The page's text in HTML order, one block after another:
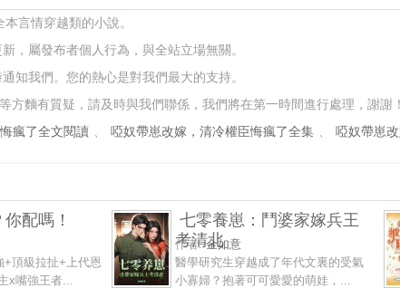
言情穿越類的小說。
，屬發布者個人行為，與全站立場無關。
知我們。您的熱心是對我們最大的支持。
方麵有質疑，請及時與我們聯係，我們將在第一時間進行處理，謝謝！
瘋了全文閱讀 、 啞奴帶崽改嫁，清冷權臣悔瘋了全集 、 啞奴帶崽
配嗎！
+頂級拉扯+上代恩
x嘴強王者...
七零養崽：鬥婆家嫁兵王
考清北
作者:金如意
醫學研究生穿越成了年代文裏的受氣
小寡婦？抱著可可愛愛的萌娃，...